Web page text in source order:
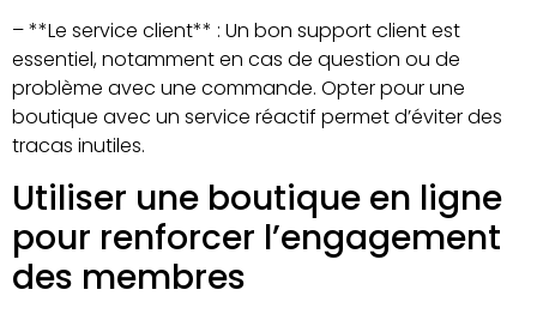
– **Le service client** : Un bon support client est
essentiel, notamment en cas de question ou de
problème avec une commande. Opter pour une
boutique avec un service réactif permet d’éviter des
tracas inutiles.
Utiliser une boutique en ligne
pour renforcer l’engagement
des membres